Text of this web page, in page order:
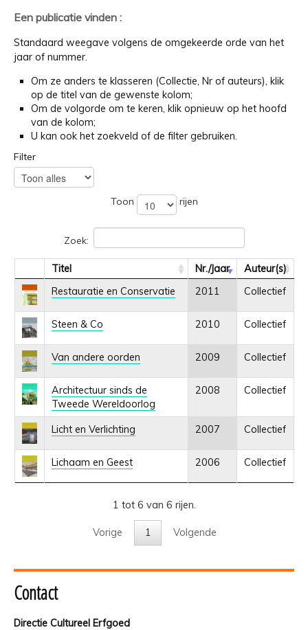
Een publicatie vinden :
Standaard weegave volgens de omgekeerde orde van het
jaar of nummer.
Om ze anders te klasseren (Collectie, Nr of auteurs), klik
op de titel van de gewenste kolom;
Om de volgorde om te keren, klik opnieuw op het hoofd
van de kolom;
U kan ook het zoekveld of de filter gebruiken.
Filter
Toon rijen
Zoek:
Titel Nr./Jaar
Auteur(s)
Restauratie en Conservatie
2011 Collectief
Steen & Co 2010 Collectief
Van andere oorden 2009 Collectief
Architectuur sinds de
Tweede Wereldoorlog
2008 Collectief
Licht en Verlichting 2007 Collectief
Lichaam en Geest 2006 Collectief
1 tot 6 van 6 rijen.
Vorige 1 Volgende
Contact
Directie Cultureel Erfgoed